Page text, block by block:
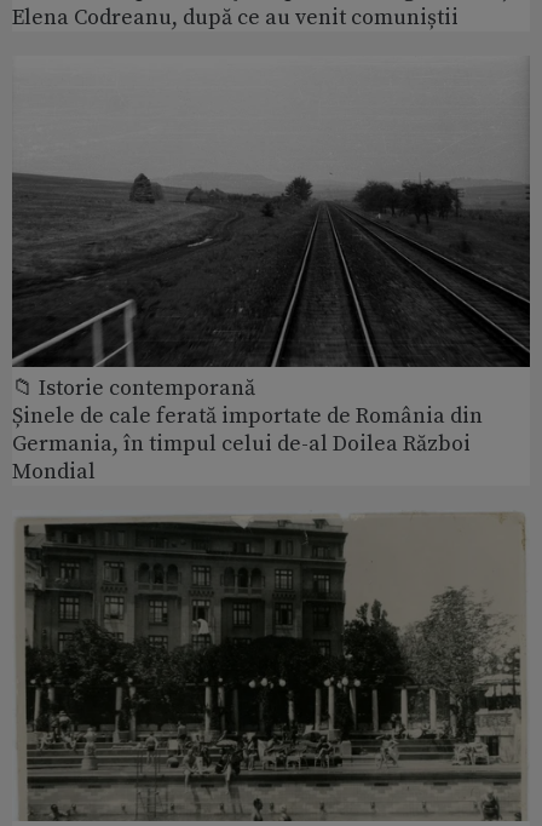
Elena Codreanu, după ce au venit comuniștii
📁 Istorie contemporană
Șinele de cale ferată importate de România din
Germania, în timpul celui de-al Doilea Război
Mondial